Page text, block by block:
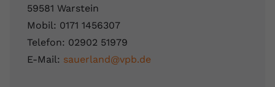
59581 Warstein
Mobil: 0171 1456307
Telefon: 02902 51979
E-Mail: sauerland@vpb.de